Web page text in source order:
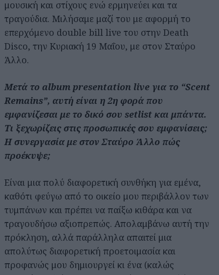
μουσική και στίχους ενώ ερμηνεύει και τα
τραγούδια. Μιλήσαμε μαζί του με αφορμή το
επερχόμενο double bill live του στην Death
Disco, την Κυριακή 19 Μαΐου, με στον Σταύρο
Άλλο.
Μετά το album presentation live για το “Scent
Remains”, αυτή είναι η 2η φορά που
εμφανίζεσαι με το δικό σου setlist και μπάντα.
Τι ξεχωρίζεις στις προσωπικές σου εμφανίσεις;
Η συνεργασία με στον Σταύρο Άλλο πώς
προέκυψε;
Είναι μια πολύ διαφορετική συνθήκη για εμένα,
καθότι φεύγω από το οικείο μου περιβάλλον των
τυμπάνων και πρέπει να παίξω κιθάρα και να
τραγουδήσω αξιοπρεπώς. Απολαμβάνω αυτή την
πρόκληση, αλλά παράλληλα απαιτεί μια
απολύτως διαφορετική προετοιμασία και
προφανώς μου δημιουργεί κι ένα (καλώς